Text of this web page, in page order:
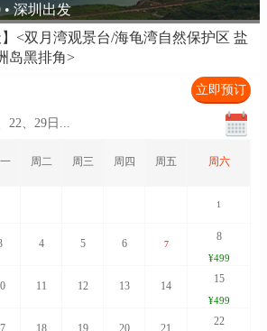
• 深圳出发
】<双月湾观景台/海龟湾自然保护区 盐
岛黑排角>
立即预订
22、29日
周二 周三 周四 周五 周六
1
4 5 6 7
8
¥499
11 12 13 14
15
¥499
18 19 20 21
22